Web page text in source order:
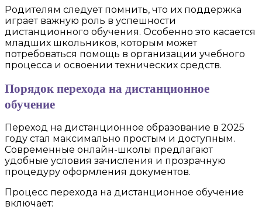
Родителям следует помнить, что их поддержка
играет важную роль в успешности
дистанционного обучения. Особенно это касается
младших школьников, которым может
потребоваться помощь в организации учебного
процесса и освоении технических средств.
Порядок перехода на дистанционное
обучение
Переход на дистанционное образование в 2025
году стал максимально простым и доступным.
Современные онлайн-школы предлагают
удобные условия зачисления и прозрачную
процедуру оформления документов.
Процесс перехода на дистанционное обучение
включает: